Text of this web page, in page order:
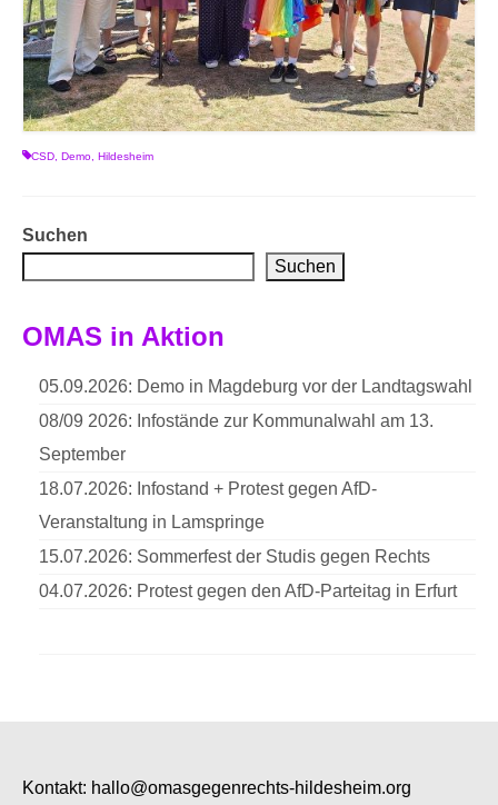
CSD Demo Hildesheim
Suchen
Suchen
OMAS in Aktion
05.09.2026: Demo in Magdeburg vor der Landtagswahl
08/09 2026: Infostände zur Kommunalwahl am 13.
September
18.07.2026: Infostand + Protest gegen AfD-
Veranstaltung in Lamspringe
15.07.2026: Sommerfest der Studis gegen Rechts
04.07.2026: Protest gegen den AfD-Parteitag in Erfurt
Kontakt: hallo@omasgegenrechts-hildesheim.org